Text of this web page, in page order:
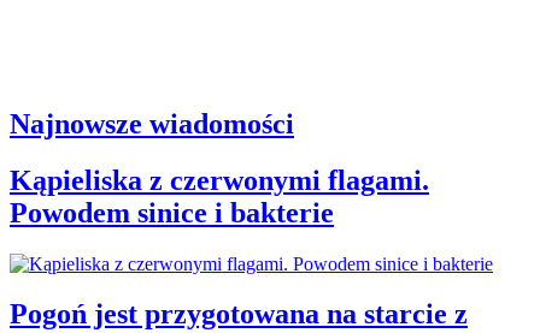
Najnowsze wiadomości
Kąpieliska z czerwonymi flagami.
Powodem sinice i bakterie
Pogoń jest przygotowana na starcie z